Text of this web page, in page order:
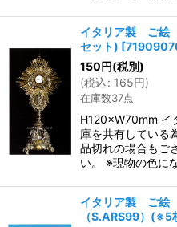
イタリア製 ご絵
セット) [
150円(税別)
(税込: 165円)
在庫数37点
H120×W70mm イ
庫を共有している
品切れの場合もご
い。 ※現物の色に
イタリア製 ご絵
（S.ARS99）(※5